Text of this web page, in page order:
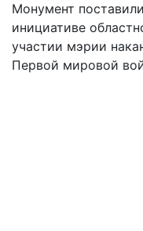
Монумент
инициативе
участии мэрии
Первой мировой